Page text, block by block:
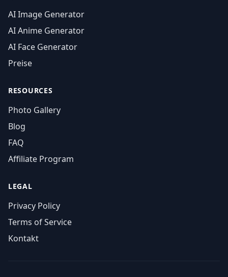
AI Image Generator
AI Anime Generator
AI Face Generator
Preise
RESOURCES
Photo Gallery
Blog
FAQ
Affiliate Program
LEGAL
Privacy Policy
Terms of Service
Kontakt